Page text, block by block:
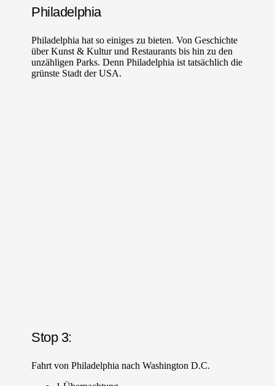
Philadelphia
Philadelphia hat so einiges zu bieten. Von Geschichte
über Kunst & Kultur und Restaurants bis hin zu den
unzähligen Parks. Denn Philadelphia ist tatsächlich die
grünste Stadt der USA.
Stop 3:
Fahrt von Philadelphia nach Washington D.C.